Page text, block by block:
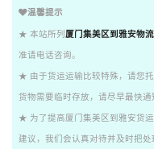
温馨提示
★ 本站所列 厦门集美区到雅安物
准请电话咨询。
★ 由于货运运输比较特殊，请您
货物需要临时存放，请尽早最快通
★ 为了提高厦门集美区到雅安货
建议，我们会认真对待并及时把